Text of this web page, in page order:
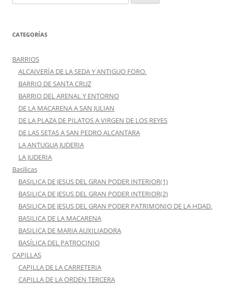
CATEGORÍAS
BARRIOS
ALCAIVERÍA DE LA SEDA Y ANTIGUO FORO.
BARRIO DE SANTA CRUZ
BARRIO DEL ARENAL Y ENTORNO
DE LA MACARENA A SAN JULIAN
DE LA PLAZA DE PILATOS A VIRGEN DE LOS REYES
DE LAS SETAS A SAN PEDRO ALCANTARA
LA ANTUGUA JUDERIA
LA JUDERIA
Basilicas
BASILICA DE JESUS DEL GRAN PODER INTERIOR(1)
BASILICA DE JESUS DEL GRAN PODER INTERIOR(2)
BASILICA DE JESUS DEL GRAN PODER PATRIMONIO DE LA HDAD.
BASILICA DE LA MACARENA
BASILICA DE MARIA AUXILIADORA
BASÍLICA DEL PATROCINIO
CAPILLAS
CAPILLA DE LA CARRETERIA
CAPILLA DE LA ORDEN TERCERA